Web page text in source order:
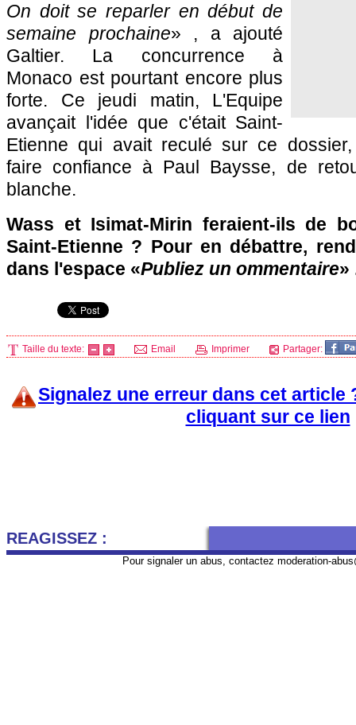
On doit se reparler en début de
semaine prochaine» , a ajouté
Galtier. La concurrence à
Monaco est pourtant encore plus
forte. Ce jeudi matin, L'Equipe
avançait l'idée que c'était Saint-
Etienne qui avait reculé sur ce dossier,
faire confiance à Paul Baysse, de
blanche.
Wass et Isimat-Mirin feraient-ils de
Saint-Etienne ? Pour en débattre,
dans l'espace «Publiez un ommentaire»
Taille du texte: Email Imprimer Partager:
Signalez une erreur dans cet article
cliquant sur ce lien
REAGISSEZ :
Pour signaler un abus, contactez moderation-